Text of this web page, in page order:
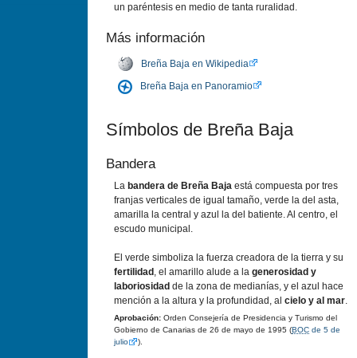
un paréntesis en medio de tanta ruralidad.
Más información
Breña Baja en Wikipedia
Breña Baja en Panoramio
Sí­mbolos de Breña Baja
Bandera
La bandera de Breña Baja está compuesta por tres
franjas verticales de igual tamaño, verde la del asta,
amarilla la central y azul la del batiente. Al centro, el
escudo municipal.
El verde simboliza la fuerza creadora de la tierra y su
fertilidad , el amarillo alude a la generosidad y
laboriosidad de la zona de medianí­as, y el azul hace
mención a la altura y la profundidad, al cielo y al mar.
Aprobación: Orden Consejerí­a de Presidencia y Turismo del
Gobierno de Canarias de 26 de mayo de 1995 (BOC de 5 de
julio
).